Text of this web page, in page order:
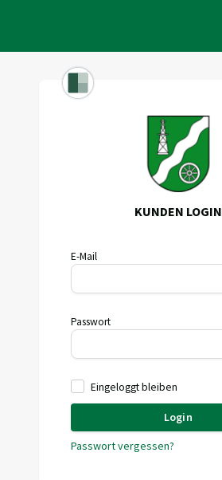
KUNDEN LOGIN
E-Mail
Passwort
Eingeloggt bleiben
Login
Passwort vergessen?